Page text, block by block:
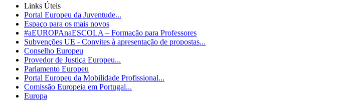
Links Úteis
Portal Europeu da Juventude...
Espaço para os mais novos
#aEUROPAnaESCOLA – Formação para Professores
Subvenções UE - Convites à apresentação de propostas...
Conselho Europeu
Provedor de Justiça Europeu...
Parlamento Europeu
Portal Europeu da Mobilidade Profissional...
Comissão Europeia em Portugal...
Europa